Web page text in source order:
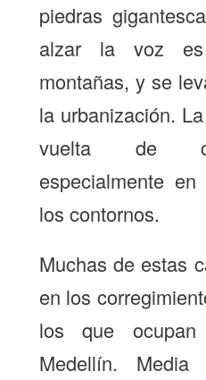
piedras
alzar la voz
montañas, y se
la urbanización.
vuelta de
especialmente
los contornos.
Muchas de estas
en los
los que
Medellín.